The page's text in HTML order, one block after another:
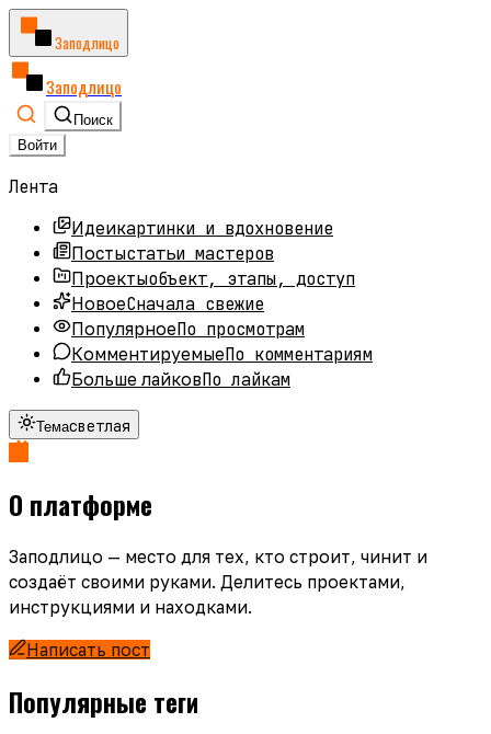
Заподлицо
Заподлицо
Поиск
Войти
Лента
Идеикартинки и вдохновение
Постыстатьи мастеров
Проектыобъект, этапы, доступ
НовоеСначала свежие
ПопулярноеПо просмотрам
КомментируемыеПо комментариям
Больше лайковПо лайкам
Темасветлая
О платформе
Заподлицо — место для тех, кто строит, чинит и
создаёт своими руками. Делитесь проектами,
инструкциями и находками.
Написать пост
Популярные теги